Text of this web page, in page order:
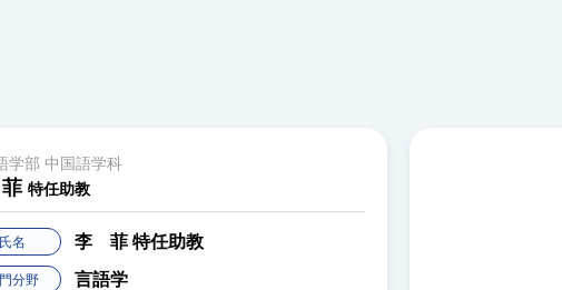
学部 中国語学科
特任助教
名 李 菲 特任助教
分野 言語学